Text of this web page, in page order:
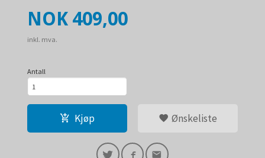
Pris
NOK 409,00
inkl. mva.
Antall
Kjøp Ønskeliste